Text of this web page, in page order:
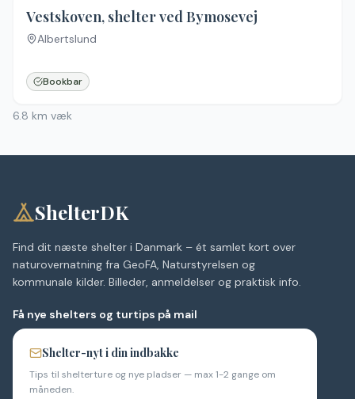
Vestskoven, shelter ved Bymosevej
Albertslund
Bookbar
6.8 km væk
ShelterDK
Find dit næste shelter i Danmark – ét samlet kort over
naturovernatning fra GeoFA, Naturstyrelsen og
kommunale kilder. Billeder, anmeldelser og praktisk info.
Få nye shelters og turtips på mail
Shelter-nyt i din indbakke
Tips til shelterture og nye pladser — max 1-2 gange om
måneden.